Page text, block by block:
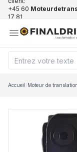
+45 60
17 81
Accueil/Moteur de